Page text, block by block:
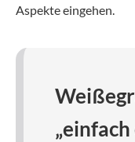
Aspekte eingehen.